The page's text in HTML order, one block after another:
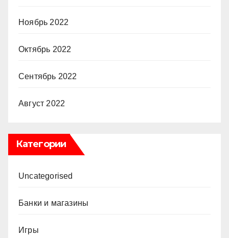
Ноябрь 2022
Октябрь 2022
Сентябрь 2022
Август 2022
Категории
Uncategorised
Банки и магазины
Игры